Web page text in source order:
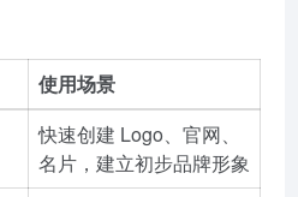
使用场景
快速创建 Logo、官网、
名片，建立初步品牌形象